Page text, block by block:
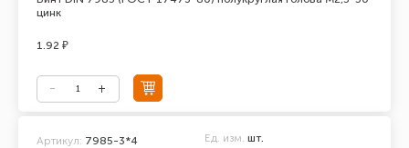
цинк
1.92 ₽
Артикул: 7985-3*4 Ед. изм. шт.